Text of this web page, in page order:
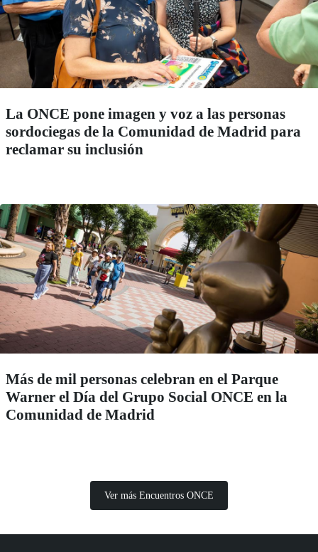
La ONCE pone imagen y voz a las personas
sordociegas de la Comunidad de Madrid para
reclamar su inclusión
Más de mil personas celebran en el Parque
Warner el Día del Grupo Social ONCE en la
Comunidad de Madrid
Ver más Encuentros ONCE